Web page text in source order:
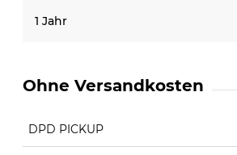
1 Jahr
Ohne Versandkosten
DPD PICKUP